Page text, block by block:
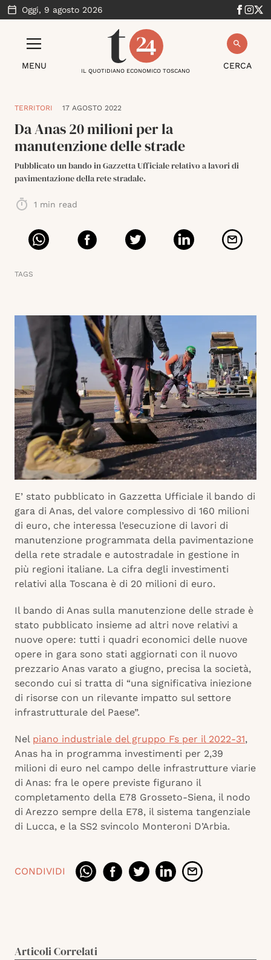
Oggi, 9 agosto 2026
MENU CERCA
IL QUOTIDIANO ECONOMICO TOSCANO
TERRITORI 17 AGOSTO 2022
Da Anas 20 milioni per la
manutenzione delle strade
Pubblicato un bando in Gazzetta Ufficiale relativo a lavori di
pavimentazione della rete stradale.
1 min read
TAGS
E’ stato pubblicato in Gazzetta Ufficiale il bando di
gara di Anas, del valore complessivo di 160 milioni
di euro, che interessa l’esecuzione di lavori di
manutenzione programmata della pavimentazione
della rete stradale e autostradale in gestione in
più regioni italiane. La cifra degli investimenti
relativi alla Toscana è di 20 milioni di euro.
Il bando di Anas sulla manutenzione delle strade è
stato pubblicato insieme ad altri nove relativi a
nuove opere: tutti i quadri economici delle nuove
opere in gara sono stati aggiornati con il nuovo
prezzario Anas varato a giugno, precisa la società,
secondo cui si tratta di “una significativa iniezione
di risorse con un rilevante impatto sul settore
infrastrutturale del Paese”.
Nel piano industriale del gruppo Fs per il 2022-31,
Anas ha in programma investimenti per 2,39
milioni di euro nel campo delle infrastrutture viarie
di Anas: fra le opere previste figurano il
completamento della E78 Grosseto-Siena, il nodo
di Arezzo sempre della E78, il sistema tangenziale
di Lucca, e la SS2 svincolo Monteroni D’Arbia.
CONDIVIDI
Articoli Correlati